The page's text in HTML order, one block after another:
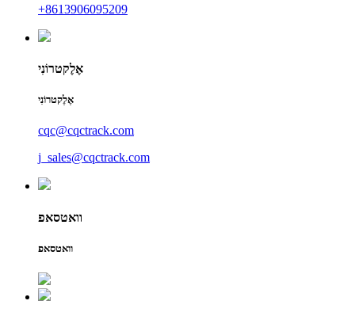
‎+8613906095209
אֶלֶקטרוֹנִי
אֶלֶקטרוֹנִי
cqc@cqctrack.com
j_sales@cqctrack.com
וואטסאפ
וואטסאפ